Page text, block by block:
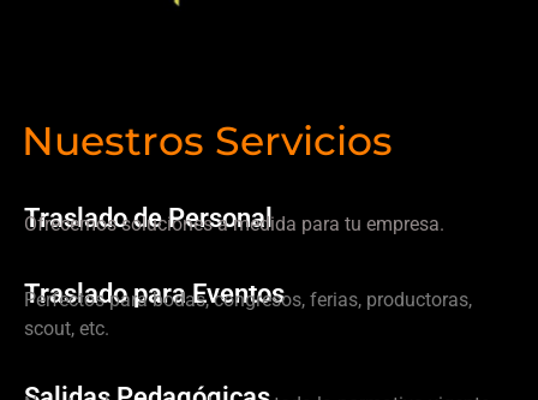
Nuestros Servicios
Traslado de Personal
Ofrecemos soluciones a medida para tu empresa.
Traslado para Eventos
Perfectos para bodas, congresos, ferias, productoras,
scout, etc.